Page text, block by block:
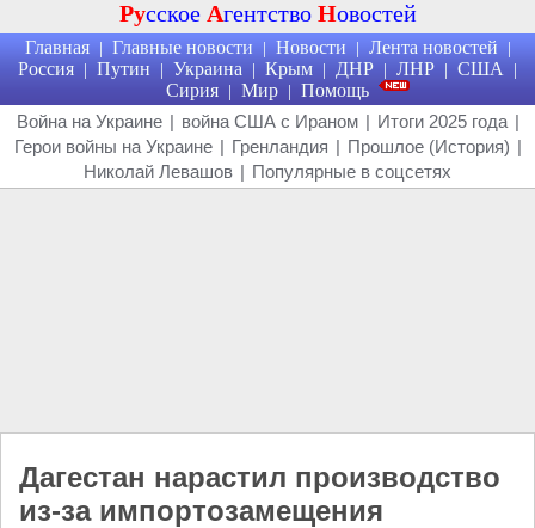
Русское Агентство Новостей
Главная | Главные новости | Новости | Лента новостей |
Россия | Путин | Украина | Крым | ДНР | ЛНР | США |
Сирия | Мир | Помощь
Война на Украине | война США с Ираном | Итоги 2025 года |
Герои войны на Украине | Гренландия | Прошлое (История) |
Николай Левашов | Популярные в соцсетях
Дагестан нарастил производство
из-за импортозамещения